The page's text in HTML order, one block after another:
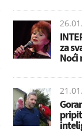
za
Noći